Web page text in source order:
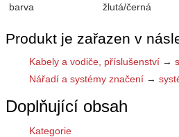
barva
žlutá/černá
Produkt je zařazen v
Kabely a vodiče, příslušenství →
Nářadí a systémy značení →
Doplňující obsah
Kategorie